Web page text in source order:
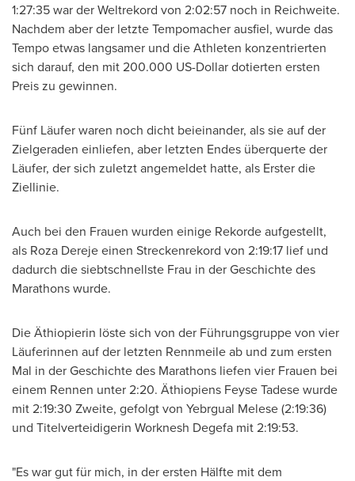
1:27:35 war der Weltrekord von 2:02:57 noch in Reichweite.
Nachdem aber der letzte Tempomacher ausfiel, wurde das
Tempo etwas langsamer und die Athleten konzentrierten
sich darauf, den mit 200.000 US-Dollar dotierten ersten
Preis zu gewinnen.
Fünf Läufer waren noch dicht beieinander, als sie auf der
Zielgeraden einliefen, aber letzten Endes überquerte der
Läufer, der sich zuletzt angemeldet hatte, als Erster die
Ziellinie.
Auch bei den Frauen wurden einige Rekorde aufgestellt,
als Roza Derejeeinen Streckenrekord von 2:19:17 lief und
dadurch die siebtschnellste Frau in der Geschichte des
Marathons wurde.
Die Äthiopierin löste sich von der Führungsgruppe von vier
Läuferinnen auf der letzten Rennmeile ab und zum ersten
Mal in der Geschichte des Marathons liefen vier Frauen bei
einem Rennen unter 2:20. Äthiopiens Feyse Tadese wurde
mit 2:19:30 Zweite, gefolgt von Yebrgual Melese (2:19:36)
und Titelverteidigerin Worknesh Degefa mit 2:19:53.
"Es war gut für mich, in der ersten Hälfte mit dem